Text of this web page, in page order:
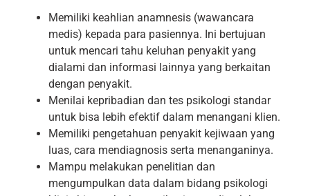
Memiliki keahlian anamnesis (wawancara
medis) kepada para pasiennya. Ini bertujuan
untuk mencari tahu keluhan penyakit yang
dialami dan informasi lainnya yang berkaitan
dengan penyakit.
Menilai kepribadian dan tes psikologi standar
untuk bisa lebih efektif dalam menangani klien.
Memiliki pengetahuan penyakit kejiwaan yang
luas, cara mendiagnosis serta menanganinya.
Mampu melakukan penelitian dan
mengumpulkan data dalam bidang psikologi